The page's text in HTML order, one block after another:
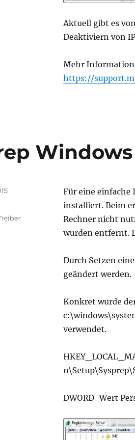
Aktuell gibt es
Deaktiviern von
Mehr
https://
Für eine einfache
installiert. Beim
Rechner nicht
wurden entfernt.
Durch Setzen
geändert werden.
Konkret wurde
verwendet.
DWORD-Wert